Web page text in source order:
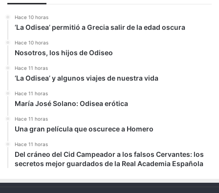
Hace 10 horas
‘La Odisea’ permitió a Grecia salir de la edad oscura
Hace 10 horas
Nosotros, los hijos de Odiseo
Hace 11 horas
‘La Odisea’ y algunos viajes de nuestra vida
Hace 11 horas
María José Solano: Odisea erótica
Hace 11 horas
Una gran película que oscurece a Homero
Hace 11 horas
Del cráneo del Cid Campeador a los falsos Cervantes: los
secretos mejor guardados de la Real Academia Española